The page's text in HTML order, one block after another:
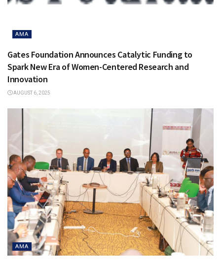
AMA
Gates Foundation Announces Catalytic Funding to
Spark New Era of Women-Centered Research and
Innovation
AUGUST 6, 2025
AMA